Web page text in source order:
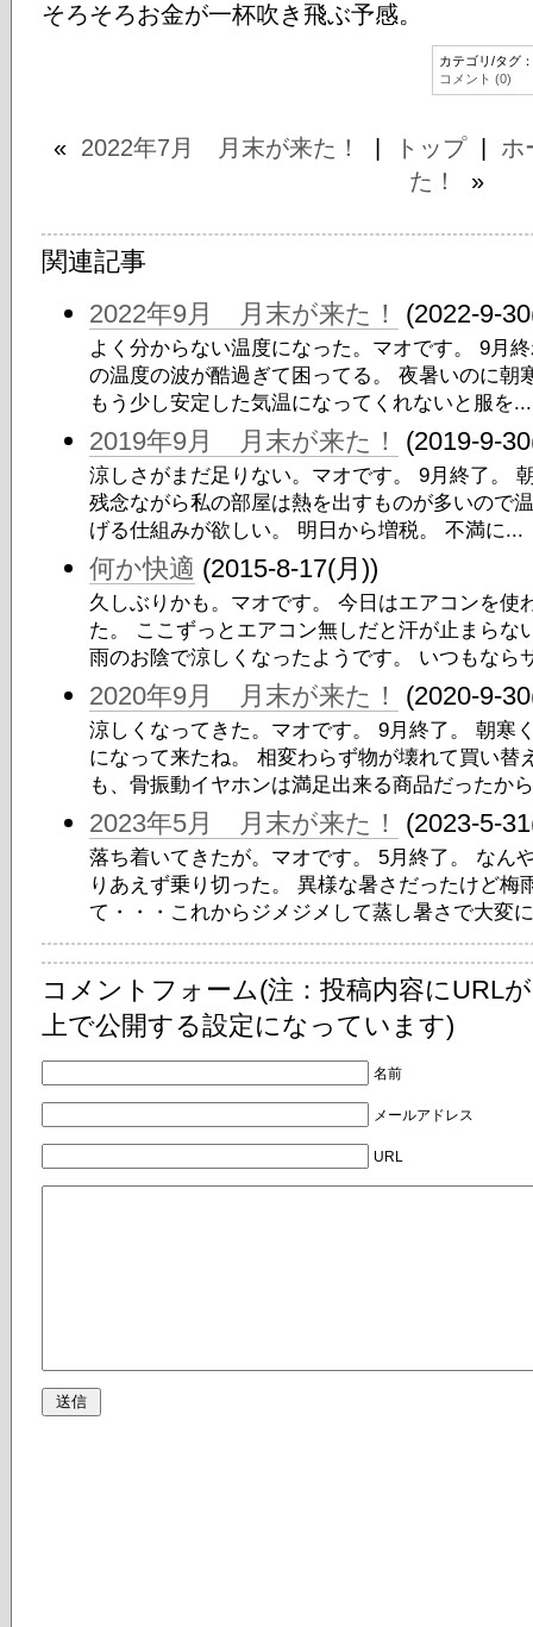
そろそろお金が一杯吹き飛ぶ予感。
カテゴリ/タグ：
コメント (0)
« 2022年7月 月末が来た！ トップ| ホ
た！
»
関連記事
2022年9月 月末が来た！
(2022-9-
よく分からない温度になった。マオです。 9月
の温度の波が酷過ぎて困ってる。 夜暑いのに朝
もう少し安定した気温になってくれないと服を...
2019年9月 月末が来た！ (2019-9-
涼しさがまだ足りない。マオです。 9月終了。
残念ながら私の部屋は熱を出すものが多いので
げる仕組みが欲しい。 明日から増税。 不満に...
何か快適 (2015-8-17(月))
久しぶりかも。マオです。 今日はエアコンを使
た。 ここずっとエアコン無しだと汗が止まらな
雨のお陰で涼しくなったようです。 いつもなら
2020年9月 月末が来た！ (2020-9-
涼しくなってきた。マオです。 9月終了。 朝寒
になって来たね。 相変わらず物が壊れて買い替
も、骨振動イヤホンは満足出来る商品だったか
2023年5月 月末が来た！ (2023-5-
落ち着いてきたが。マオです。 5月終了。 なん
りあえず乗り切った。 異様な暑さだったけど梅
て・・・これからジメジメして蒸し暑さで大変
コメントフォーム(注：投稿内容にURL
上で公開する設定になっています)
名前
メールアドレス
URL